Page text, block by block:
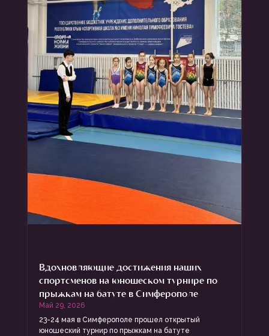
Вдохновляющие достижения наших
спортсменов на юношеском турнире по
прыжкам на батуте в Симферополе
Май 29, 2026
23-24 мая в Симферополе прошел открытый
юношеский турнир по прыжкам на батуте